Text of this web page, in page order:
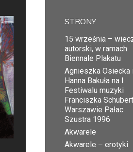
STRONY
15 września –
autorski, w ramach
Biennale Plakatu
Agnieszka Osiecka i
Hanna Bakuła na I
Festiwalu muzyki
Franciszka
Warszawie Pałac
Szustra 1996
Akwarele
Akwarele – erotyki